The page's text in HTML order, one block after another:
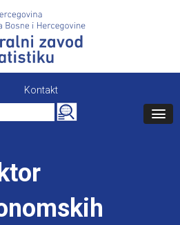
Kontakt
Search
for: